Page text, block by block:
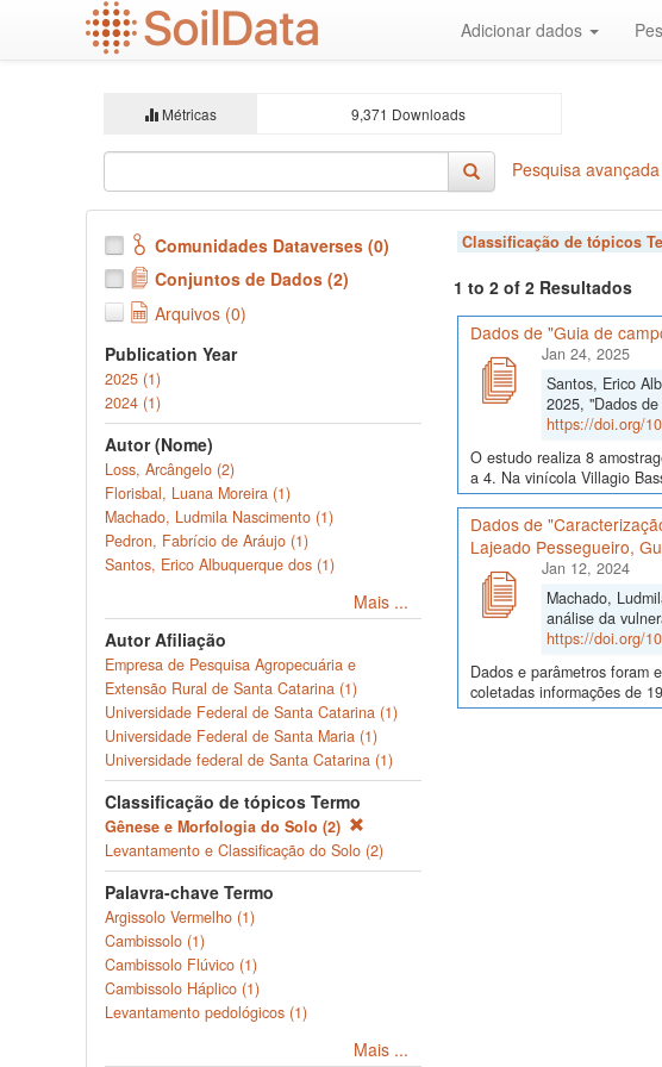
Adicionar dados
Métricas 9,371 Downloads
Pesquisa avançada
Comunidades Dataverses (0)
Conjuntos de Dados (2)
Arquivos (0)
Publication Year
2025 (1)
2024 (1)
Autor (Nome)
Loss, Arcângelo (2)
Florisbal, Luana Moreira (1)
Machado, Ludmila Nascimento (1)
Pedron, Fabrício de Aráujo (1)
Santos, Erico Albuquerque dos (1)
Mais ...
Autor Afiliação
Empresa de Pesquisa Agropecuária e
Extensão Rural de Santa Catarina (1)
Universidade Federal de Santa Catarina (1)
Universidade Federal de Santa Maria (1)
Universidade federal de Santa Catarina (1)
Classificação de tópicos Termo
Gênese e Morfologia do Solo (2)
Levantamento e Classificação do Solo (2)
Palavra-chave Termo
Argissolo Vermelho (1)
Cambissolo (1)
Cambissolo Flúvico (1)
Cambissolo Háplico (1)
Levantamento pedológicos (1)
Mais ...
Classificação de tópicos
1 to 2 of 2 Resultados
Dados de "Guia de
Jan 24, 2025
Santos, Erico
2025, "Dados
https://doi.org/
O estudo realiza 8
a 4. Na vinícola Villagio
Dados de
Lajeado Pessegueiro,
Jan 12, 2024
Machado,
análise da
https://doi.org/
Dados e parâmetros foram
coletadas informações de